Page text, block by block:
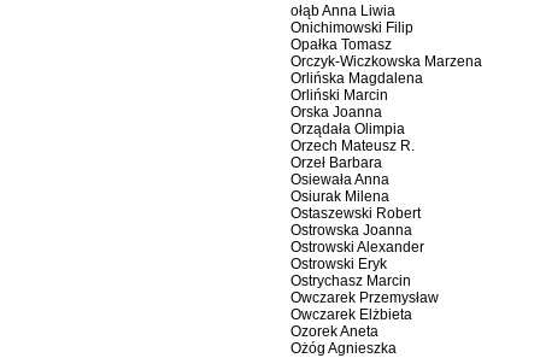
ołąb Anna Liwia
Onichimowski Filip
Opałka Tomasz
Orczyk-Wiczkowska Marzena
Orlińska Magdalena
Orliński Marcin
Orska Joanna
Orządała Olimpia
Orzech Mateusz R.
Orzeł Barbara
Osiewała Anna
Osiurak Milena
Ostaszewski Robert
Ostrowska Joanna
Ostrowski Alexander
Ostrowski Eryk
Ostrychasz Marcin
Owczarek Przemysław
Owczarek Elżbieta
Ozorek Aneta
Ożóg Agnieszka